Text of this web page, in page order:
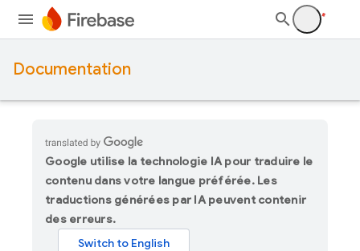
Documentation
Google utilise la technologie IA pour traduire le
contenu dans votre langue préférée. Les
traductions générées par IA peuvent contenir
des erreurs.